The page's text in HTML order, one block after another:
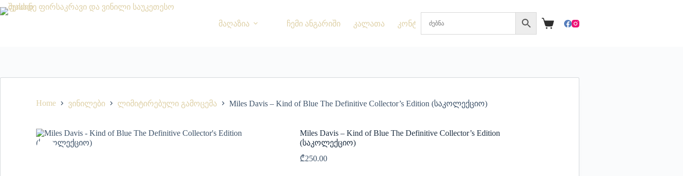
მაღაზია ჩემი ანგარიში კალათა კონტაქტი
Home ვინილები ლიმიტირებული გამოცემა Miles Davis – Kind of Blue The Definitive Collector’s Edition (საკოლექციო)
Miles Davis – Kind of Blue The Definitive Collector’s Edition
(საკოლექციო)
₾250.00